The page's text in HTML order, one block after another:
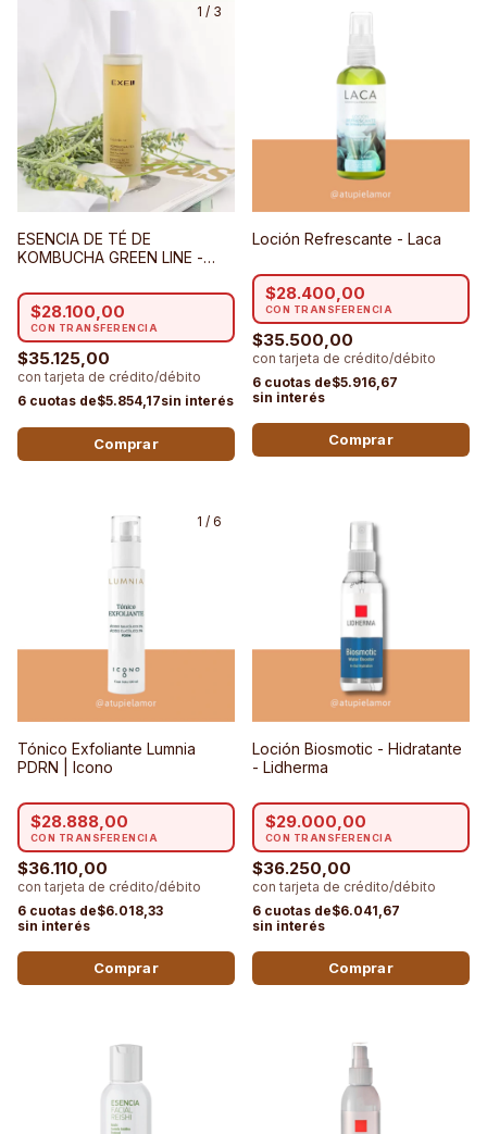
1 / 3
ESENCIA DE TÉ DE
KOMBUCHA GREEN LINE -
$35.125,00
$5.854,17
$28.100,00
Loción Refrescante - Laca
$35.500,00
$5.916,67
$28.400,00
1 / 6
Tónico Exfoliante Lumnia
PDRN | Icono
$36.110,00
$6.018,33
$28.888,00
Loción Biosmotic - Hidratante
- Lidherma
$36.250,00
$6.041,67
$29.000,00